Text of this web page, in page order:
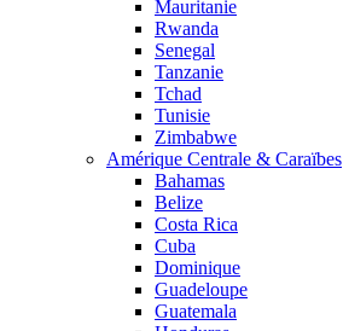
Mauritanie
Rwanda
Senegal
Tanzanie
Tchad
Tunisie
Zimbabwe
Amérique Centrale & Caraïbes
Bahamas
Belize
Costa Rica
Cuba
Dominique
Guadeloupe
Guatemala